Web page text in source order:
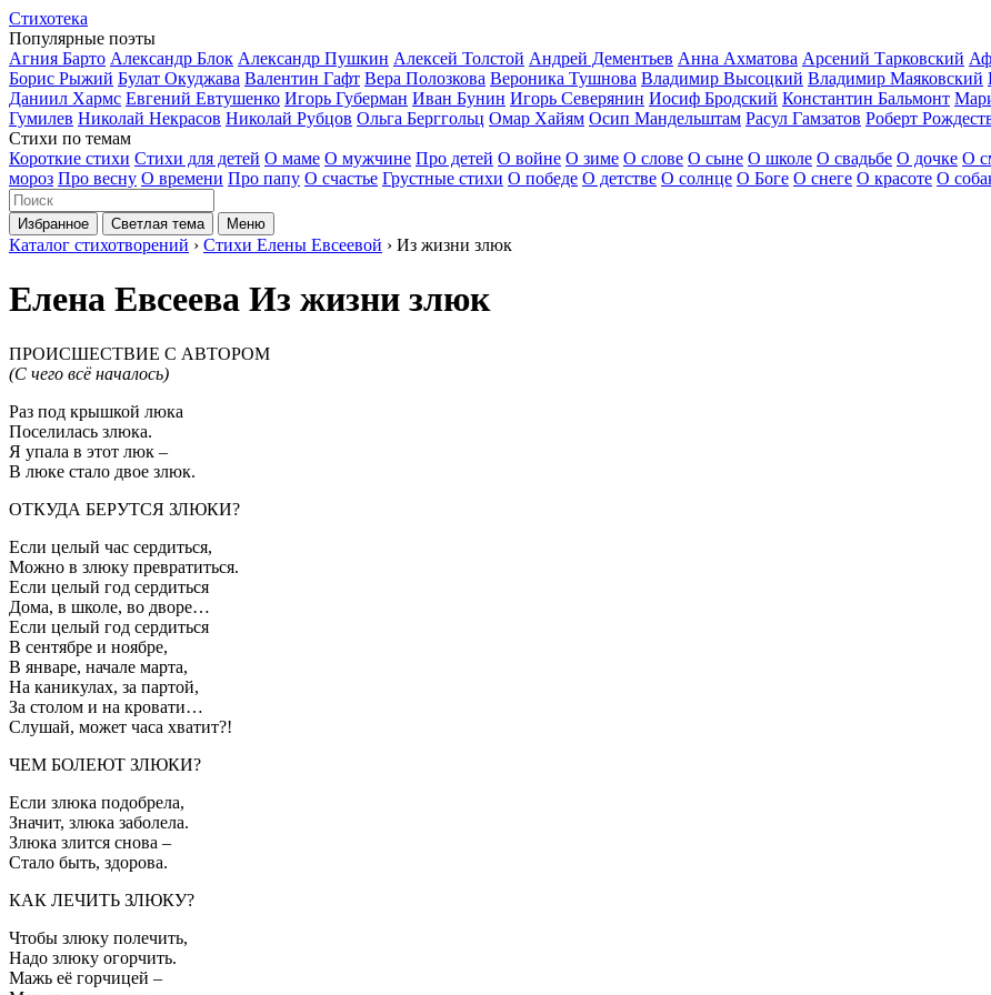
Стихотека
Популярные поэты
Агния Барто Александр Блок Александр Пушкин Алексей Толстой Андрей Дементьев Анна Ахматова Арсений Тарковский
Борис Рыжий Булат Окуджава Валентин Гафт Вера Полозкова Вероника Тушнова Владимир Высоцкий Владимир Маяковский
Даниил Хармс Евгений Евтушенко Игорь Губерман Иван Бунин Игорь Северянин Иосиф Бродский Константин Бальмонт
Гумилев Николай Некрасов Николай Рубцов Ольга Берггольц Омар Хайям Осип Мандельштам Расул Гамзатов Роберт
Стихи по темам
Короткие стихи Стихи для детей О маме О мужчине Про детей О войне О зиме О слове О сыне О школе О свадьбе О дочке О
мороз Про весну О времени Про папу О счастье Грустные стихи О победе О детстве О солнце О Боге О снеге О красоте О
Избранное Светлая тема Меню
Каталог стихотворений › Стихи Елены Евсеевой › Из жизни злюк
Елена Евсеева Из жизни злюк
ПРОИСШЕСТВИЕ С АВТОРОМ
(С чего всё началось)
Раз под крышкой люка
Поселилась злюка.
Я упала в этот люк –
В люке стало двое злюк.
ОТКУДА БЕРУТСЯ ЗЛЮКИ?
Если целый час сердиться,
Можно в злюку превратиться.
Если целый год сердиться
Дома, в школе, во дворе…
Если целый год сердиться
В сентябре и ноябре,
В январе, начале марта,
На каникулах, за партой,
За столом и на кровати…
Слушай, может часа хватит?!
ЧЕМ БОЛЕЮТ ЗЛЮКИ?
Если злюка подобрела,
Значит, злюка заболела.
Злюка злится снова –
Стало быть, здорова.
КАК ЛЕЧИТЬ ЗЛЮКУ?
Чтобы злюку полечить,
Надо злюку огорчить.
Мажь её горчицей –